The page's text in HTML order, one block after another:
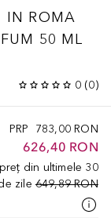
IN ROMA
50 ML
0 (0)
PRP 783,00 RON
626,40 RON
din ultimele 30
zile 649,89 RON